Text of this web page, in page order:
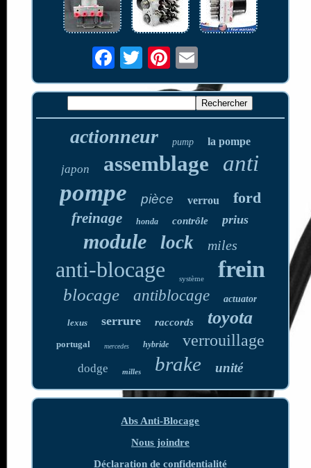
actionneur pump la pompe
japon assemblage anti
pompe pièce verrou ford
freinage honda contrôle prius
module lock miles
anti-blocage système frein
blocage antiblocage actuator
lexus serrure raccords toyota
portugal mercedes hybride verrouillage
dodge milles brake unité
Abs Anti-Blocage
Nous joindre
Déclaration de confidentialité